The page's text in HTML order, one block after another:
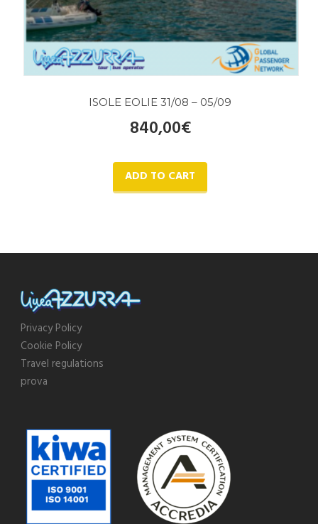
ISOLE EOLIE 31/08 – 05/09
840,00€
ADD TO CART
Privacy Policy
Cookie Policy
Travel regulations
prova